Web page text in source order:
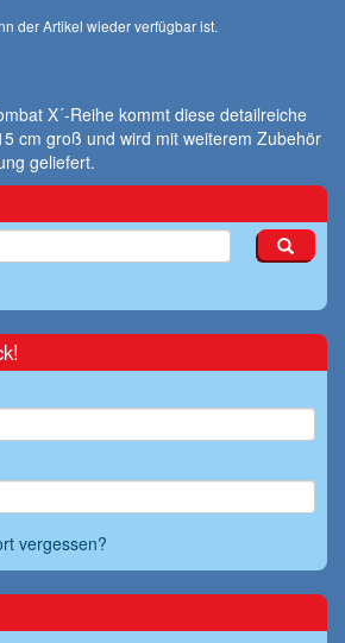
der Artikel wieder verfügbar ist.
X´-Reihe kommt diese detailreiche
cm groß und wird mit weiterem Zubehör
geliefert.
vergessen?